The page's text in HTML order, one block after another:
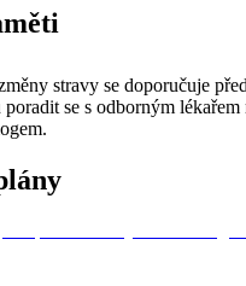
stravy se doporučuje
se s odborným lékařem